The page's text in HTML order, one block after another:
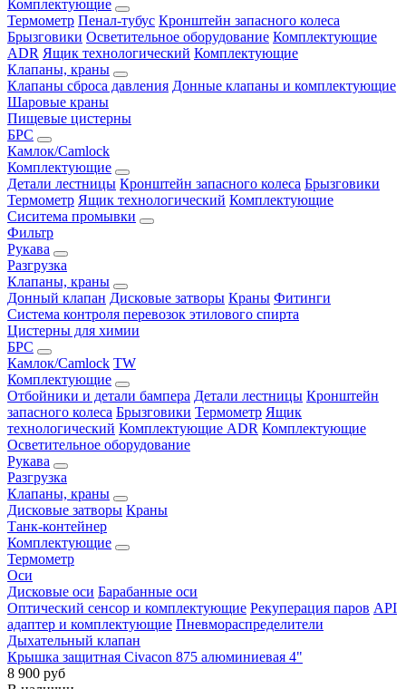
Комплектующие
Термометр Пенал-тубус Кронштейн запасного колеса
Брызговики Осветительное оборудование Комплектующие
ADR Ящик технологический Комплектующие
Клапаны, краны
Клапаны сброса давления Донные клапаны и комплектующие
Шаровые краны
Пищевые цистерны
БРС
Камлок/Camlock
Комплектующие
Детали лестницы Кронштейн запасного колеса Брызговики
Термометр Ящик технологический Комплектующие
Сиситема промывки
Фильтр
Рукава
Разгрузка
Клапаны, краны
Донный клапан Дисковые затворы Краны Фитинги
Система контроля перевозок этилового спирта
Цистерны для химии
БРС
Камлок/Camlock TW
Комплектующие
Отбойники и детали бампера Детали лестницы Кронштейн
запасного колеса Брызговики Термометр Ящик
технологический Комплектующие ADR Комплектующие
Осветительное оборудование
Рукава
Разгрузка
Клапаны, краны
Дисковые затворы Краны
Танк-контейнер
Комплектующие
Термометр
Оси
Дисковые оси Барабанные оси
Оптический сенсор и комплектующие Рекуперация паров API
адаптер и комплектующие Пневмораспределители
Дыхательный клапан
Крышка защитная Civacon 875 алюминиевая 4"
8 900 руб